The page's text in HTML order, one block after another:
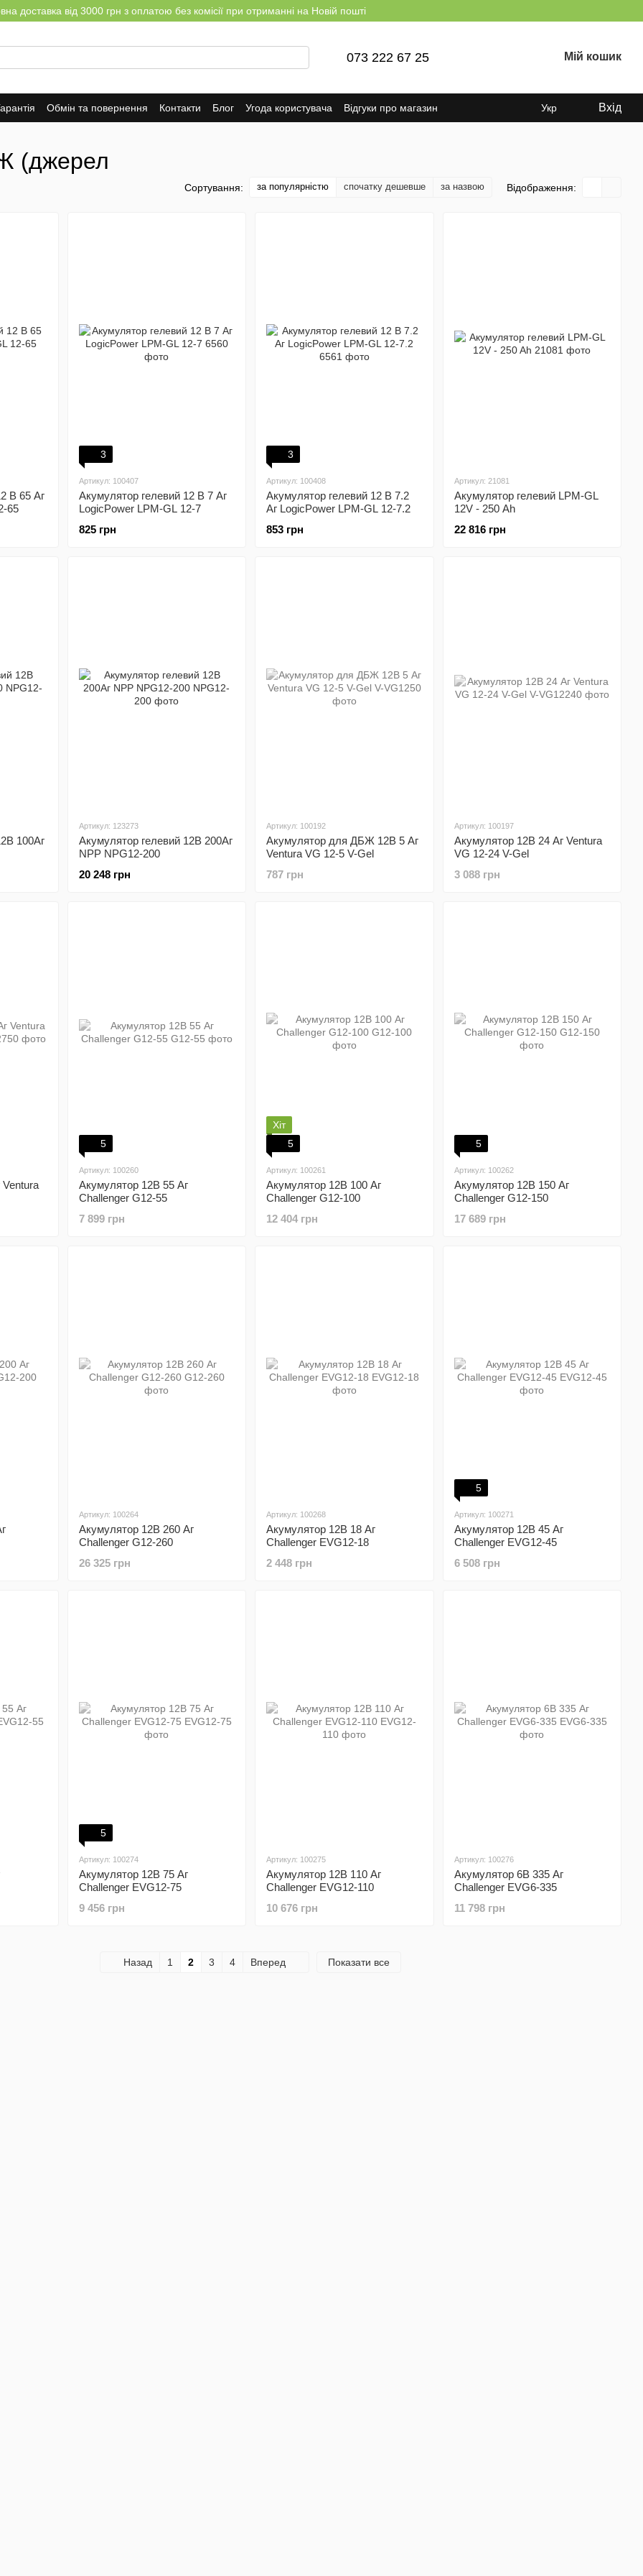
доставка від 3000 грн з оплатою без комісії при отриманні на Новій пошті
073 222 67 25 Мій кошик
Обмін та повернення Контакти Блог Угода користувача Відгуки про магазин Укр Вхід
(джерел
Сортування: за популярністю спочатку дешевше за назвою Відображення:
В 65 Аг
65
3
Артикул: 100407
Акумулятор гелевий 12 В 7 Аг
LogicPower LPM-GL 12-7
825 грн
3
Артикул: 100408
Акумулятор гелевий 12 В 7.2
Аг LogicPower LPM-GL 12-7.2
853 грн
Артикул: 21081
Акумулятор гелевий LPM-GL
12V - 250 Ah
22 816 грн
100Аг
Артикул: 123273
Акумулятор гелевий 12В 200Аг
NPP NPG12-200
20 248 грн
Артикул: 100192
Акумулятор для ДБЖ 12В 5 Аг
Ventura VG 12-5 V-Gel
787 грн
Артикул: 100197
Акумулятор 12В 24 Аг Ventura
VG 12-24 V-Gel
3 088 грн
5
Артикул: 100260
Акумулятор 12В 55 Аг
Challenger G12-55
7 899 грн
Хіт
5
Артикул: 100261
Акумулятор 12В 100 Аг
Challenger G12-100
12 404 грн
5
Артикул: 100262
Акумулятор 12В 150 Аг
Challenger G12-150
17 689 грн
Артикул: 100264
Акумулятор 12В 260 Аг
Challenger G12-260
26 325 грн
Артикул: 100268
Акумулятор 12В 18 Аг
Challenger EVG12-18
2 448 грн
5
Артикул: 100271
Акумулятор 12В 45 Аг
Challenger EVG12-45
6 508 грн
5
Артикул: 100274
Акумулятор 12В 75 Аг
Challenger EVG12-75
9 456 грн
Артикул: 100275
Акумулятор 12В 110 Аг
Challenger EVG12-110
10 676 грн
Артикул: 100276
Акумулятор 6В 335 Аг
Challenger EVG6-335
11 798 грн
Назад 1 2 3 4 Вперед Показати все